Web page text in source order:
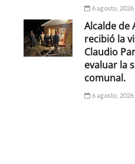
6 agosto, 2026
Alcalde de
recibió la
Claudio
evaluar la
comunal.
6 agosto, 2026